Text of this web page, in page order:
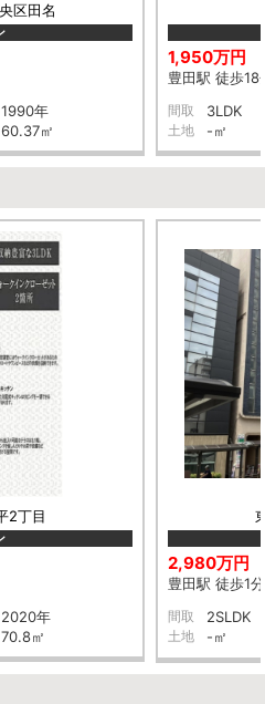
区田名
1990年
60.37㎡
1,950万円
豊田駅 徒歩18
間取 3LDK
土地 -㎡
2丁目
2020年
70.8㎡
2,980万円
豊田駅 徒歩1分
間取 2SLDK
土地 -㎡